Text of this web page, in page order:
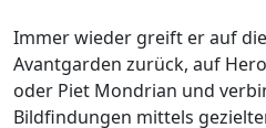
Immer wieder greift er auf
Avantgarden zurück, auf
oder Piet Mondrian und
Bildfindungen mittels